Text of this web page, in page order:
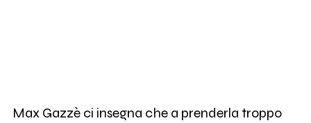
Max Gazzè ci insegna che a prenderla troppo